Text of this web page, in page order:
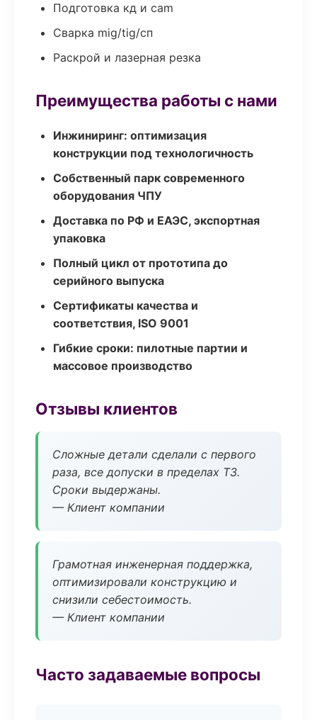
Подготовка кд и cam
Сварка mig/tig/сп
Раскрой и лазерная резка
Преимущества работы с нами
Инжиниринг: оптимизация
конструкции под технологичность
Собственный парк современного
оборудования ЧПУ
Доставка по РФ и ЕАЭС, экспортная
упаковка
Полный цикл от прототипа до
серийного выпуска
Сертификаты качества и
соответствия, ISO 9001
Гибкие сроки: пилотные партии и
массовое производство
Отзывы клиентов
Сложные детали сделали с первого
раза, все допуски в пределах ТЗ.
Сроки выдержаны.
— Клиент компании
Грамотная инженерная поддержка,
оптимизировали конструкцию и
снизили себестоимость.
— Клиент компании
Часто задаваемые вопросы